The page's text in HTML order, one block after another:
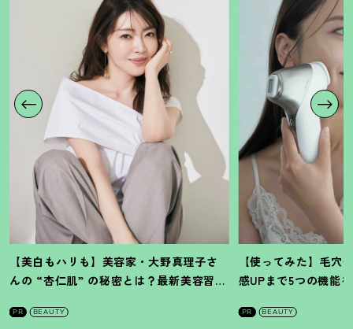
【美白もハリも】美容家・大野真理子さ
んの “杏仁肌” の秘密とは ？ 最新美容習慣
PR BEAUTY
【使ってみた】毛穴
感UPまで5つの機能
PR BEAUTY